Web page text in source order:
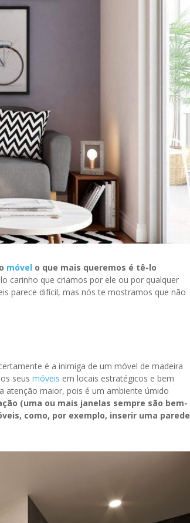
móvel o que mais queremos é tê-lo
carinho que criamos por ele ou por qualquer
parece difícil, mas nós te mostramos que não
é a inimiga de um móvel de madeira
seus móveis em locais estratégicos e bem
atenção maior, pois é um ambiente úmido
(uma ou mais janelas sempre são bem-
como, por exemplo, inserir uma parede